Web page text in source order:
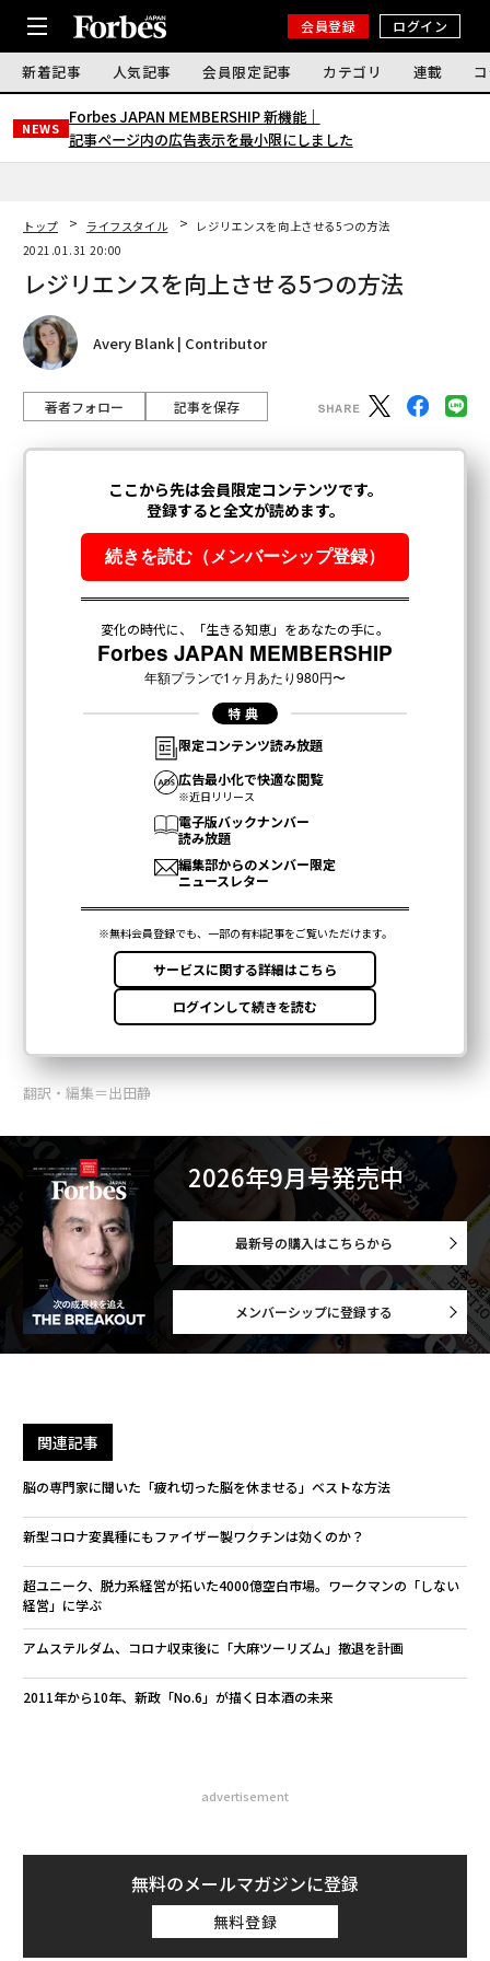
会員登録 ログイン
新着記事 人気記事 会員限定記事 カテゴリ 連載
NEWS
Forbes JAPAN MEMBERSHIP 新機能｜
記事ページ内の広告表示を最小限にしました
トップ ライフスタイル
レジリエンスを向上させる5つの方法
2021.01.31 20:00
レジリエンスを向上させる5つの方法
Avery Blank | Contributor
著者フォロー 記事を保存
翻訳・編集＝出田静
2026年9月号発売中
最新号の購入はこちらから
メンバーシップに登録する
関連記事
脳の専門家に聞いた「疲れ切った脳を休ませる」ベストな方法
新型コロナ変異種にもファイザー製ワクチンは効くのか？
超ユニーク、脱力系経営が拓いた4000億空白市場。ワークマンの「しない
経営」に学ぶ
アムステルダム、コロナ収束後に「大麻ツーリズム」撤退を計画
2011年から10年、新政「No.6」が描く日本酒の未来
advertisement
無料のメールマガジンに登録
無料登録